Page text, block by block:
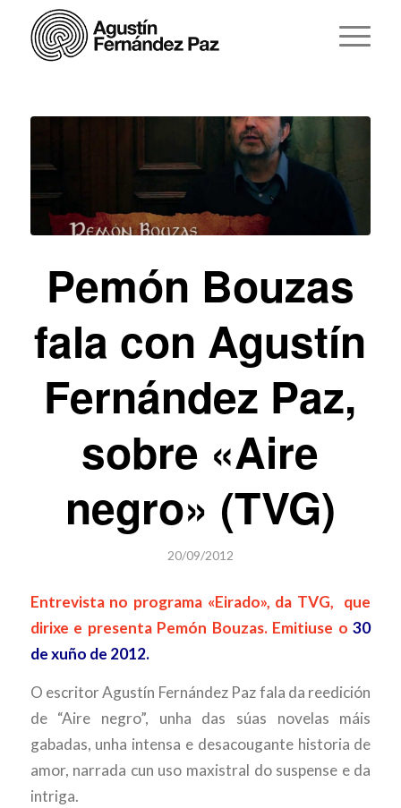
Pemón Bouzas
fala con Agustín
Fernández Paz,
sobre «Aire
negro» (TVG)
20/09/2012
Entrevista no programa «Eirado», da TVG, que
dirixe e presenta Pemón Bouzas. Emitiuse o30
de xuño de 2012.
O escritor Agustín Fernández Paz fala da reedición
de “Aire negro”, unha das súas novelas máis
gabadas, unha intensa e desacougante historia de
amor, narrada cun uso maxistral do suspense e da
intriga.